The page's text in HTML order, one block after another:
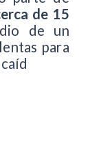
de 15
de un
para